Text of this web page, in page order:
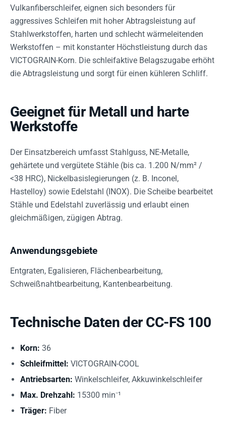
Vulkanfiberschleifer, eignen sich besonders für
aggressives Schleifen mit hoher Abtragsleistung auf
Stahlwerkstoffen, harten und schlecht wärmeleitenden
Werkstoffen – mit konstanter Höchstleistung durch das
VICTOGRAIN-Korn. Die schleifaktive Belagszugabe erhöht
die Abtragsleistung und sorgt für einen kühleren Schliff.
Geeignet für Metall und harte
Werkstoffe
Der Einsatzbereich umfasst Stahlguss, NE-Metalle,
gehärtete und vergütete Stähle (bis ca. 1.200 N/mm² /
<38 HRC), Nickelbasislegierungen (z. B. Inconel,
Hastelloy) sowie Edelstahl (INOX). Die Scheibe bearbeitet
Stähle und Edelstahl zuverlässig und erlaubt einen
gleichmäßigen, zügigen Abtrag.
Anwendungsgebiete
Entgraten, Egalisieren, Flächenbearbeitung,
Schweißnahtbearbeitung, Kantenbearbeitung.
Technische Daten der CC-FS 100
Korn: 36
Schleifmittel: VICTOGRAIN-COOL
Antriebsarten: Winkelschleifer, Akkuwinkelschleifer
Max. Drehzahl: 15300 min⁻¹
Träger: Fiber